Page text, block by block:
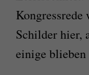
Schilder hier,
einige blieben